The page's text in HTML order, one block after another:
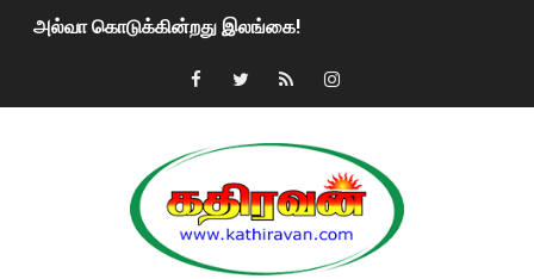
அல்வா கொடுக்கின்றது இலங்கை!
2ஆம் நாள் உக்ரைன் யுத்தம்!! எங்களைத் தனிமையில்
மகிந்த ராஜபக்சே பதவி விலக திட்டம்?
ரவுடி பேபிக்கு நடந்த தரமான சம்பவம்.. ஆபாச வீடியோக்களால்